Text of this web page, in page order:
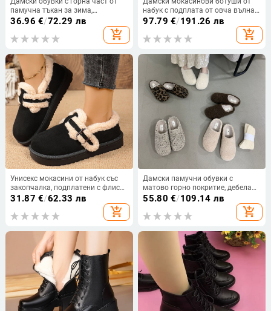
памучна тъкан за зима,
подплатени с флис, закръглена
носна част, плосък ток, PVC
подметка, подходящи за зима,
36.96 €/72.29 лв
add_shopping_cart
набук с подплата от овча вълна,
гумена подметка, нисък връх, ток
97.79 €/191.26 лв
add_shopping_cart
Унисекс мокасини от набук със
закопчалка, подплатени с флис
за топлина, лека гумена
31.87 €/62.33 лв
add_shopping_cart
Дамски памучни обувки с
матово горно покритие, дебела
резинова подметка, стелка от
микрофибърна кожа, кръгла
носка, корейски стил
55.80 €/109.14 лв
add_shopping_cart